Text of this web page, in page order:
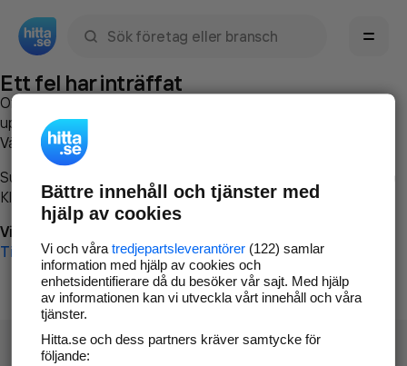
Ett fel har inträffat
Om du vill kan du
uppstod så att vi lättare och snabbare kan avhjälpa det.
Vänligen försök med följande:
Surfa till
Klicka påTillbaka-knappen i webbläsaren och försök igen
Vi beklagar besväret!
Till startsidan
Bättre innehåll och tjänster med
hjälp av cookies
Vi och våra tredjepartsleverantörer(122) samlar
information med hjälp av cookies och
enhetsidentifierare då du besöker vår sajt. Med hjälp
av informationen kan vi utveckla vårt innehåll och våra
tjänster.
Hitta.se och dess partners kräver samtycke för
följande: